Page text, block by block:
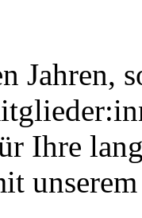
Jahren,
Ihre